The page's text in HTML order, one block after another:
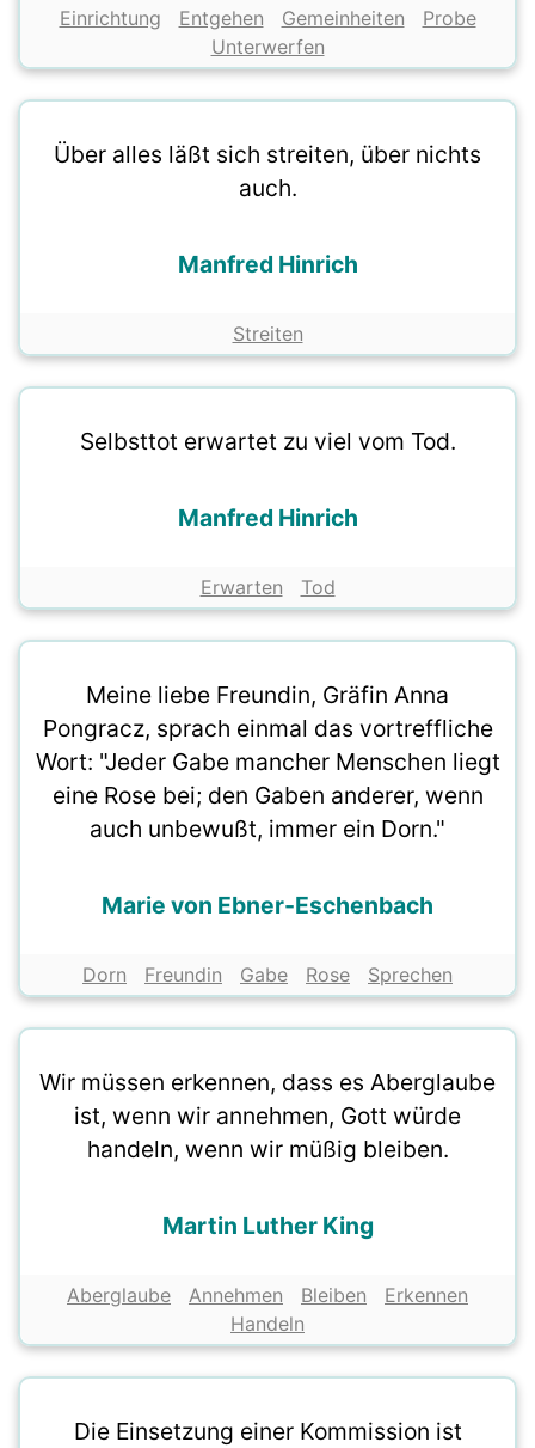
Einrichtung Entgehen Gemeinheiten
Probe
Unterwerfen
Über alles läßt sich streiten, über nichts
auch.
Manfred Hinrich
Streiten
Selbsttot erwartet zu viel vom Tod.
Manfred Hinrich
Erwarten Tod
Meine liebe Freundin, Gräfin Anna
Pongracz, sprach einmal das vortreffliche
Wort: "Jeder Gabe mancher Menschen liegt
eine Rose bei; den Gaben anderer, wenn
auch unbewußt, immer ein Dorn."
Marie von Ebner-Eschenbach
Dorn Freundin Gabe Rose Sprechen
Wir müssen erkennen, dass es Aberglaube
ist, wenn wir annehmen, Gott würde
handeln, wenn wir müßig bleiben.
Martin Luther King
Aberglaube Annehmen Bleiben
Erkennen
Handeln
Die Einsetzung einer Kommission ist